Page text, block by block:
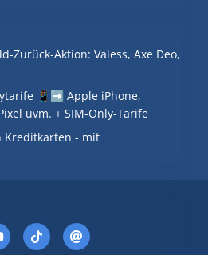
Zurück-Aktion: Valess, Axe Deo,
📱➡️ Apple iPhone,
uvm. + SIM-Only-Tarife
Kreditkarten - mit